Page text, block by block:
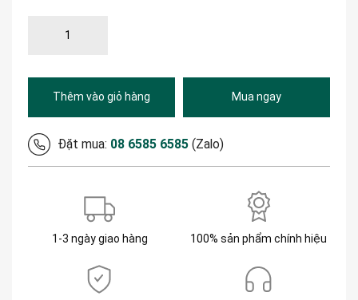
Thêm vào giỏ hàng Mua ngay
Đặt mua: 08 6585 6585 (Zalo)
1-3 ngày giao hàng 100% sản phẩm chính hiệu